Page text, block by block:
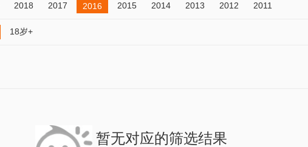
2018 2017 2016 2015 2014 2013 2012 2011
18岁+
暂无对应的筛选结果